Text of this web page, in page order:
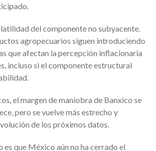
del componente no subyacente.
agropecuarios siguen introduciendo
que afectan la percepción inflacionaria
incluso si el componente estructural
el margen de maniobra de Banxico se
pero se vuelve más estrecho y
de los próximos datos.
es que México aún no ha cerrado el